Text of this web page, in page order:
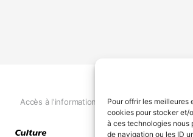
Pour offrir les meilleures
cookies pour stocker et/
à ces technologies nous
de navigation ou les ID
Accès à l'information Déclaration de